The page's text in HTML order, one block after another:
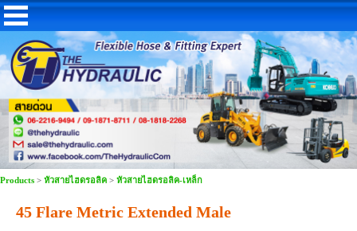
Products > หัวสายไฮดรอลิค > หัวสายไฮดรอลิค-เหล็ก
45 Flare Metric Extended Male